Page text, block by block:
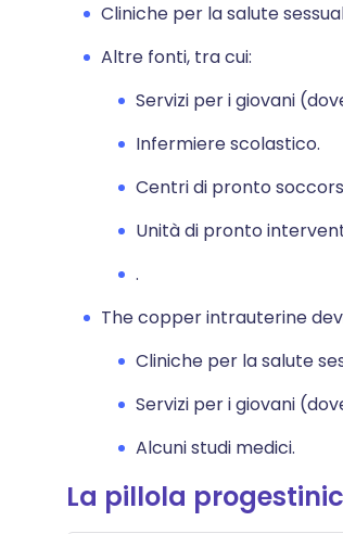
Cliniche per la salute
Altre fonti, tra cui:
Servizi per i giovani
Infermiere scolastico.
Centri di pronto
Unità di pronto
.
The copper intrauterine
Cliniche per la salute
Servizi per i giovani
Alcuni studi medici.
La pillola